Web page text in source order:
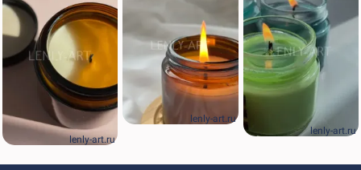
lenly-art.ru
lenly-art.ru
lenly-art.ru